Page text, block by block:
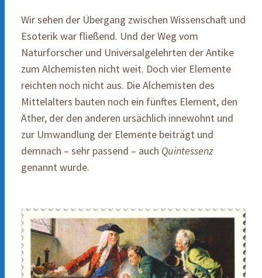
Wir sehen der Übergang zwischen Wissenschaft und
Esoterik war fließend. Und der Weg vom
Naturforscher und Universalgelehrten der Antike
zum Alchemisten nicht weit. Doch vier Elemente
reichten noch nicht aus. Die Alchemisten des
Mittelalters bauten noch ein fünftes Element, den
Äther, der den anderen ursächlich innewohnt und
zur Umwandlung der Elemente beiträgt und
demnach – sehr passend – auch Quintessenz
genannt wurde.